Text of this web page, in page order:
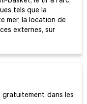
tels que la
mer, la location de
externes, sur
dans les